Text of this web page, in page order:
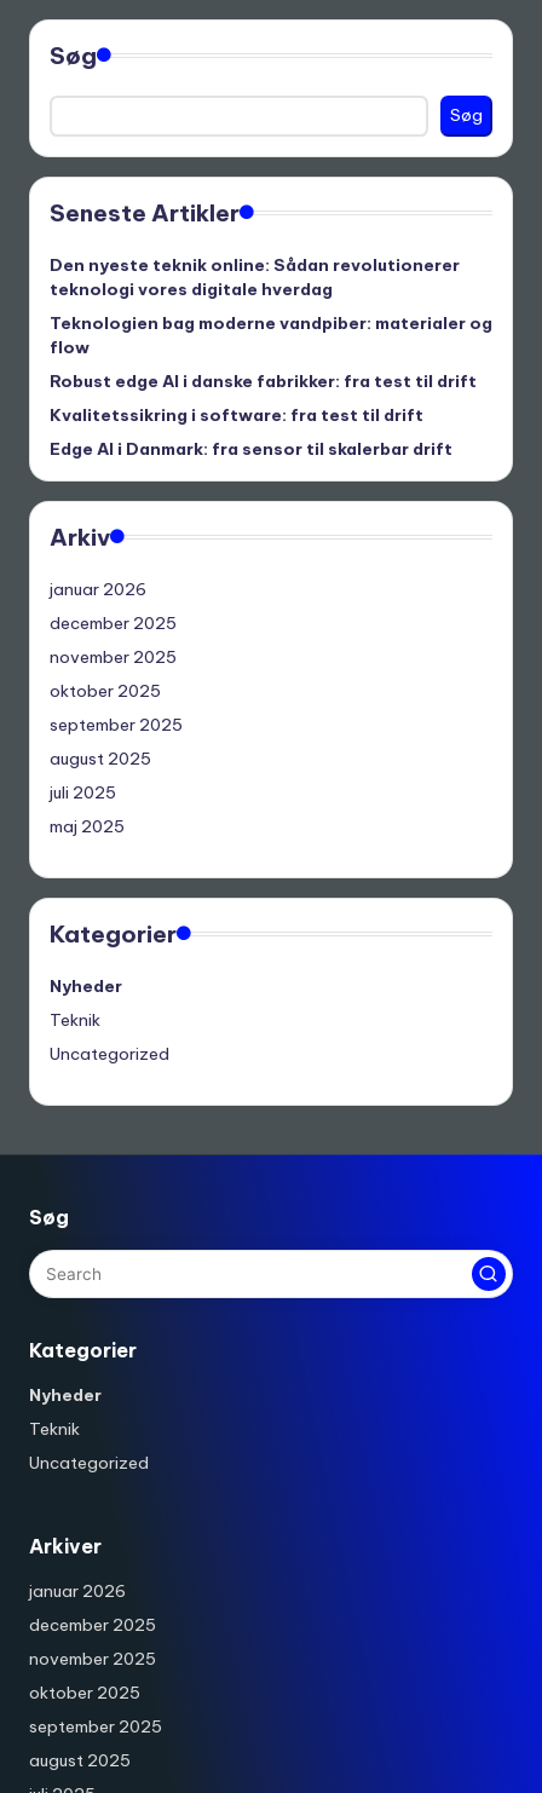
Søg
Søg
Seneste Artikler
Den nyeste teknik online: Sådan revolutionerer
teknologi vores digitale hverdag
Teknologien bag moderne vandpiber: materialer og
flow
Robust edge AI i danske fabrikker: fra test til drift
Kvalitetssikring i software: fra test til drift
Edge AI i Danmark: fra sensor til skalerbar drift
Arkiv
januar 2026
december 2025
november 2025
oktober 2025
september 2025
august 2025
juli 2025
maj 2025
Kategorier
Nyheder
Teknik
Uncategorized
Søg
Kategorier
Nyheder
Teknik
Uncategorized
Arkiver
januar 2026
december 2025
november 2025
oktober 2025
september 2025
august 2025